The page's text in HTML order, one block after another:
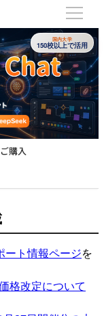
国内大学
150校以上で活用
ご購入
ート情報ページを
格改定について